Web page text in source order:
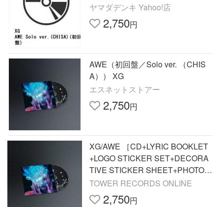
ヤマダデンキ Yahoo!店
2,750円
AWE（初回盤／Solo ver. （CHIS
A）） XG
エスネットストアー
2,750円
XG/AWE ［CD+LYRIC BOOKLET
+LOGO STICKER SET+DECORA
TIVE STICKER SHEET+PHOTO C
ARD］＜初回盤/Solo ver. (CHISA)
＞[NFCC-00014]
TOWER RECORDS ONLINE
2,750円